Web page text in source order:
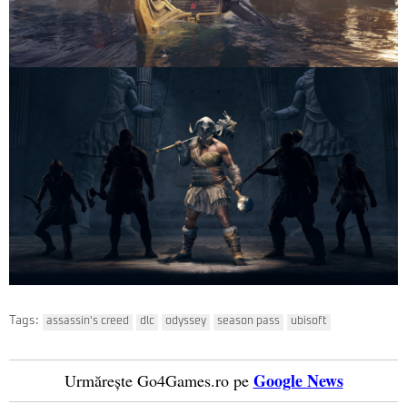
Tags: assassin's creed dlc odyssey season pass ubisoft
Urmărește Go4Games.ro pe Google News